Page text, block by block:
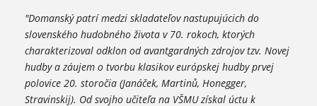
"Domanský patrí medzi skladateľov nastupujúcich do
slovenského hudobného života v 70. rokoch, ktorých
charakterizoval odklon od avantgardných zdrojov tzv. Novej
hudby a záujem o tvorbu klasikov európskej hudby prvej
polovice 20. storočia (Janáček, Martinů, Honegger,
Stravinskij). Od svojho učiteľa na VŠMU získal úctu k